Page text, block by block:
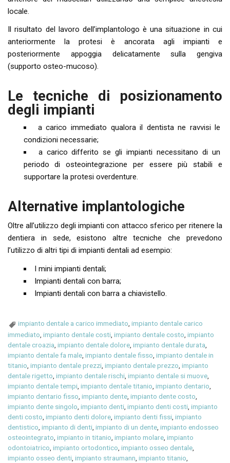
locale.
Il risultato del lavoro dell’implantologo è una situazione in cui
anteriormente la protesi è ancorata agli impianti e
posteriormente appoggia delicatamente sulla gengiva
(supporto osteo-mucoso).
Le tecniche di posizionamento
degli impianti
a carico immediato qualora il dentista ne ravvisi le
condizioni necessarie;
a carico differito se gli impianti necessitano di un
periodo di osteointegrazione per essere più stabili e
supportare la protesi overdenture.
Alternative implantologiche
Oltre all’utilizzo degli impianti con attacco sferico per ritenere la
dentiera in sede, esistono altre tecniche che prevedono
l’utilizzo di altri tipi di impianti dentali ad esempio:
I mini impianti dentali;
Impianti dentali con barra;
Impianti dentali con barra a chiavistello.
impianto dentale a carico immediato,impianto dentale carico
immediato ,impianto dentale costi ,impianto dentale costo ,impianto
dentale croazia ,impianto dentale dolore ,impianto dentale durata
impianto dentale fa male ,impianto dentale fisso ,impianto dentale in
titanio ,impianto dentale prezzi ,impianto dentale prezzo ,impianto
dentale rigetto ,impianto dentale rischi ,impianto dentale si muove
impianto dentale tempi ,impianto dentale titanio ,impianto dentario
impianto dentario fisso ,impianto dente ,impianto dente costo
impianto dente singolo ,impianto denti ,impianto denti costi ,impianto
denti costo ,impianto denti dolore ,impianto denti fissi ,impianto
dentistico ,impianto di denti ,impianto di un dente ,impianto endosseo
osteointegrato ,impianto in titanio ,impianto molare ,impianto
odontoiatrico ,impianto ortodontico ,impianto osseo dentale
impianto osseo denti ,impianto straumann ,impianto titanio